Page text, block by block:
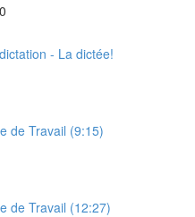
- La dictée!
de Travail (9:15)
de Travail (12:27)